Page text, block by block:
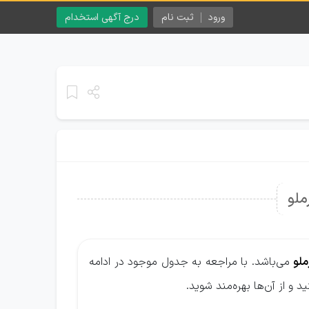
درج آگهی استخدام ورود ثبت نام
می‌باشد. با مراجعه به جدول موجود در ادامه
و از آن‌ها بهره‌مند شوید.